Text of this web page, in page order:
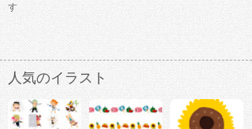
す
人気のイラスト